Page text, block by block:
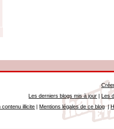
Les derniers blogs mis à jour |Les
contenu illicite |Mentions légales de ce blog|